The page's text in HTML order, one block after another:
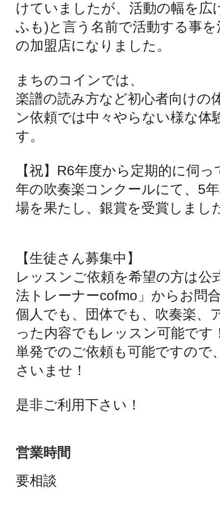
けていましたが、活動の幅を広
ふも)と言う名前で活動する事
の加盟店になりました。
まちのコインでは、
楽譜の読み方など初心者向けの
ン依頼では中々やらない様な体
す。
【祝】R6年度から定期的に伺
年の吹奏楽コンクールにて、5
場を果たし、銀賞を受賞しまし
【生徒さん募集中】
レッスンご依頼を希望の方は公
法トレーナーcofmo」からお問
個人でも、団体でも、吹奏楽、
った内容でもレッスン可能です
単発でのご依頼も可能ですので
さいませ！
是非ご利用下さい！
営業時間
要相談